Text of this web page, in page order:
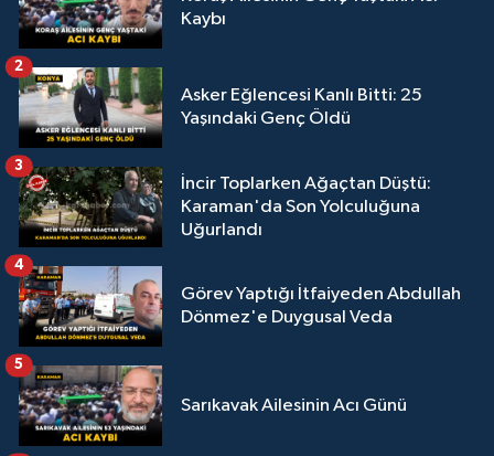
Kaybı
Asker Eğlencesi Kanlı Bitti: 25
Yaşındaki Genç Öldü
2
İncir Toplarken Ağaçtan Düştü:
Karaman'da Son Yolculuğuna
Uğurlandı
3
Görev Yaptığı İtfaiyeden Abdullah
Dönmez'e Duygusal Veda
4
Sarıkavak Ailesinin Acı Günü
5